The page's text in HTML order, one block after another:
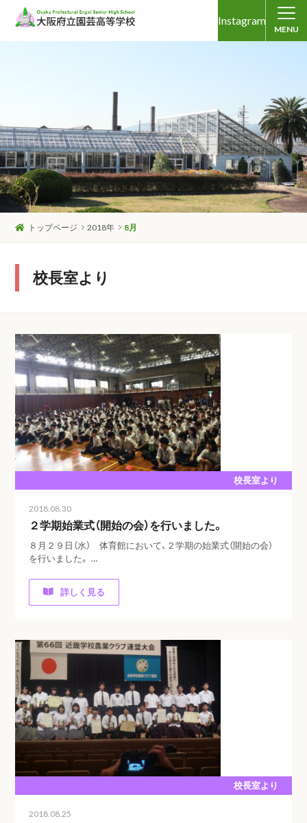
Instagram
MENU
トップページ 2018年 8月
校長室より
校長室より
2018.08.30
２学期始業式（開始の会）を行いました。
８月２９日（水） 体育館において、２学期の始業式（開始の会）
を行いました。 …
詳しく見る
校長室より
2018.08.25